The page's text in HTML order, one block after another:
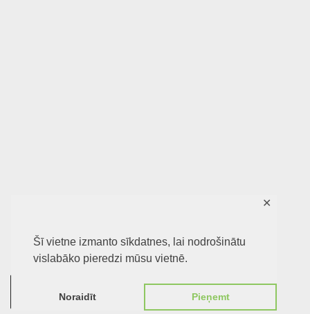
Šī vietne izmanto sīkdatnes, lai nodrošinātu
vislabāko pieredzi mūsu vietnē.
Noraidīt Pieņemt
✕